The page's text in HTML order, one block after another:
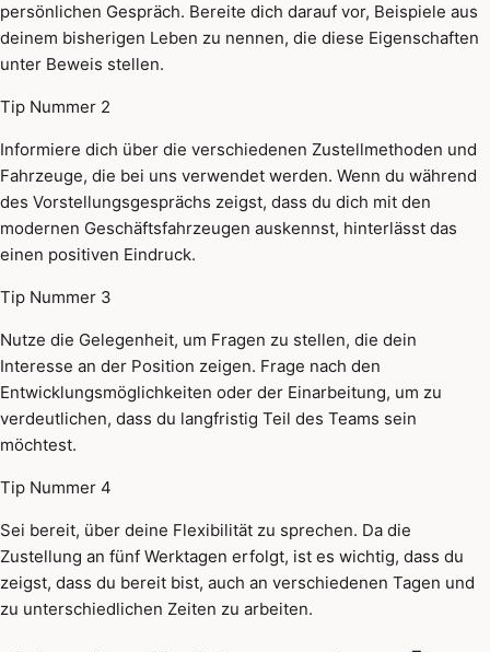
persönlichen Gespräch. Bereite dich darauf vor, Beispiele aus
deinem bisherigen Leben zu nennen, die diese Eigenschaften
unter Beweis stellen.
Tip Nummer 2
Informiere dich über die verschiedenen Zustellmethoden und
Fahrzeuge, die bei uns verwendet werden. Wenn du während
des Vorstellungsgesprächs zeigst, dass du dich mit den
modernen Geschäftsfahrzeugen auskennst, hinterlässt das
einen positiven Eindruck.
Tip Nummer 3
Nutze die Gelegenheit, um Fragen zu stellen, die dein
Interesse an der Position zeigen. Frage nach den
Entwicklungsmöglichkeiten oder der Einarbeitung, um zu
verdeutlichen, dass du langfristig Teil des Teams sein
möchtest.
Tip Nummer 4
Sei bereit, über deine Flexibilität zu sprechen. Da die
Zustellung an fünf Werktagen erfolgt, ist es wichtig, dass du
zeigst, dass du bereit bist, auch an verschiedenen Tagen und
zu unterschiedlichen Zeiten zu arbeiten.